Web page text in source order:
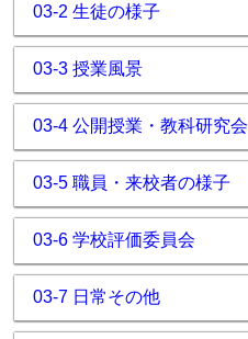
03-2 生徒の様子
03-3 授業風景
03-4 公開授業・教科研究会
03-5 職員・来校者の様子
03-6 学校評価委員会
03-7 日常その他